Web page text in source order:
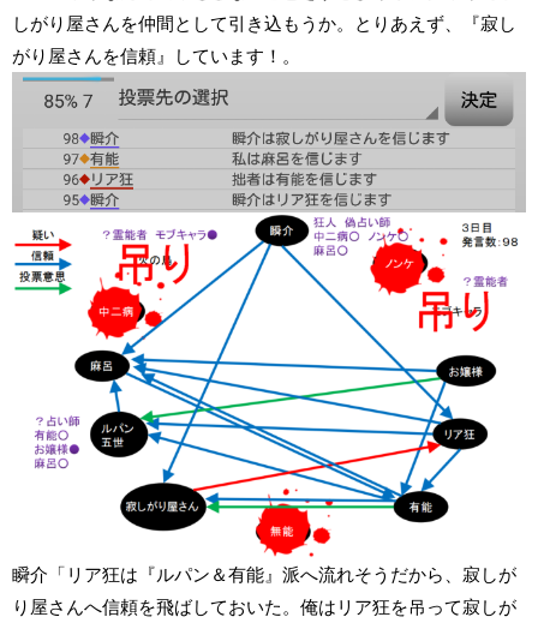
しがり屋さんを仲間として引き込もうか。とりあえず、『寂し
がり屋さんを信頼』しています！。
瞬介「リア狂は『ルパン＆有能』派へ流れそうだから、寂しが
り屋さんへ信頼を飛ばしておいた。俺はリア狂を吊って寂しが